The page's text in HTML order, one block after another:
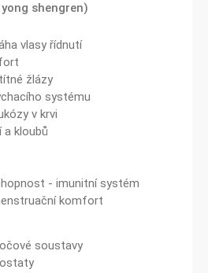
shengren)
vlasy řídnutí
žlázy
systému
v krvi
kloubů
- imunitní systém
komfort
soustavy